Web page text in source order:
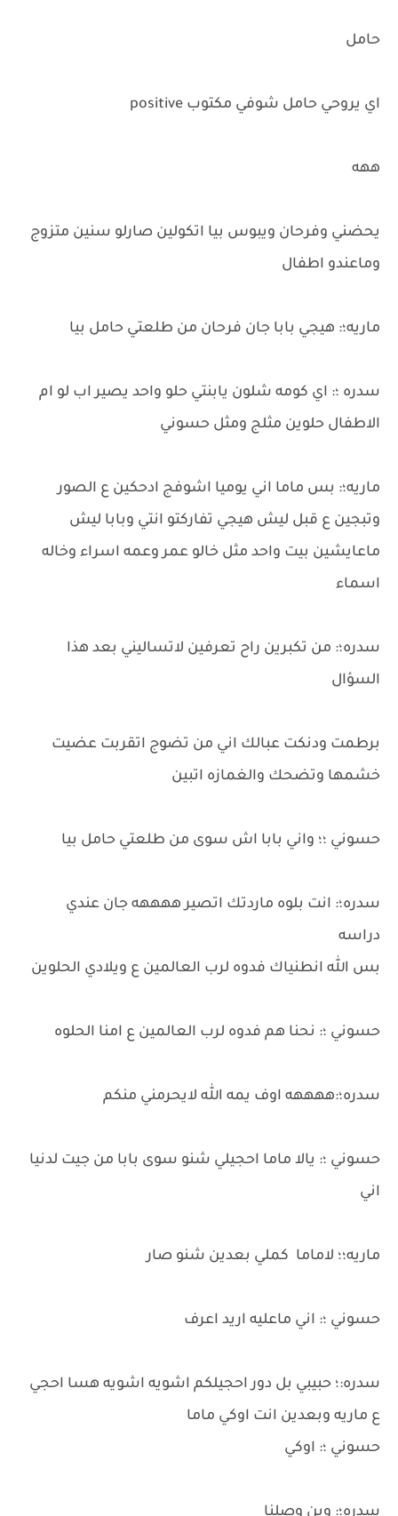
حامل
اي يروحي حامل شوفي مكتوب positive
ههه
يحضني وفرحان ويبوس بيا اتكولين صارلو سنين متزوج
وماعندو اطفال
ماريه؛: هيجي بابا جان فرحان من طلعتي حامل بيا
سدره ؛: اي كومه شلون يابنتي حلو واحد يصير اب لو ام
الاطفال حلوين مثلج ومثل حسوني
ماريه؛: بس ماما اني يوميا اشوفج ادحكين ع الصور
وتبجين ع قبل ليش هيجي تفاركتو انتي وبابا ليش
ماعايشين بيت واحد مثل خالو عمر وعمه اسراء وخاله
اسماء
سدره؛: من تكبرين راح تعرفين لاتساليني بعد هذا
السؤال
برطمت ودنكت عبالك اني من تضوج اتقربت عضيت
خشمها وتضحك والغمازه اتبين
حسوني ؛؛ واني بابا اش سوى من طلعتي حامل بيا
سدره؛: انت بلوه ماردتك اتصير ههههه جان عندي
دراسه
بس الله انطنياك فدوه لرب العالمين ع ويلادي الحلوين
حسوني ؛: نحنا هم فدوه لرب العالمين ع امنا الحلوه
سدره؛:ههههه اوف يمه الله لايحرمني منكم
حسوني ؛: يالا ماما احجيلي شنو سوى بابا من جيت لدنيا
اني
ماريه؛؛ لاماما كملي بعدين شنو صار
حسوني ؛: اني ماعليه اريد اعرف
سدره:؛ حبيبي بل دور احجيلكم اشويه اشويه هسا احجي
ع ماريه وبعدين انت اوكي ماما
حسوني ؛: اوكي
سدره؛: وين وصلنا